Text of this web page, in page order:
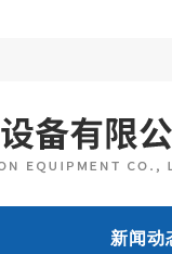
新闻动